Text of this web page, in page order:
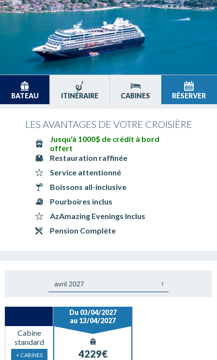
BATEAU ITINÉRAIRE CABINES RÉSERVER
LES AVANTAGES DE VOTRE CROISIÈRE
Jusqu'à 1000$ de crédit à bord
offert
Restauration raffinée
Service attentionné
Boissons all-inclusive
Pourboires inclus
AzAmazing Evenings Inclus
Pension Complète
Cabine
standard
+ CABINES
Du 03/04/2027
au 13/04/2027
4229€